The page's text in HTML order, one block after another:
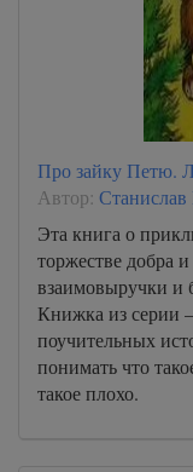
Про зайку Петю.
Автор:
Эта книга о
торжестве добра и
взаимовыручки и
Книжка из серии
поучительных
понимать что
такое плохо.